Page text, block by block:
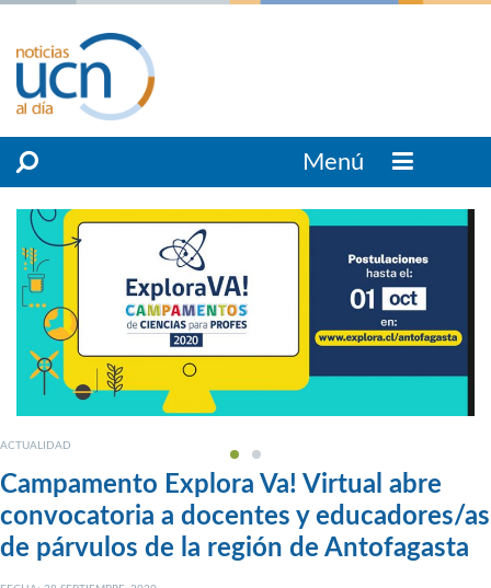
Menú
ACTUALIDAD
Campamento Explora Va! Virtual abre
convocatoria a docentes y educadores/as
de párvulos de la región de Antofagasta